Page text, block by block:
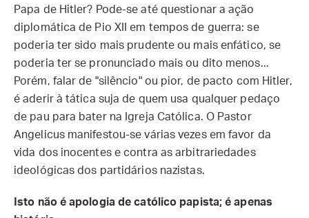
Papa de Hitler? Pode-se até questionar a ação
diplomática de Pio XII em tempos de guerra: se
poderia ter sido mais prudente ou mais enfático, se
poderia ter se pronunciado mais ou dito menos...
Porém, falar de "silêncio" ou pior, de pacto com Hitler,
é aderir à tática suja de quem usa qualquer pedaço
de pau para bater na Igreja Católica. O Pastor
Angelicus manifestou-se várias vezes em favor da
vida dos inocentes e contra as arbitrariedades
ideológicas dos partidários nazistas.
Isto não é apologia de católico papista; é apenas